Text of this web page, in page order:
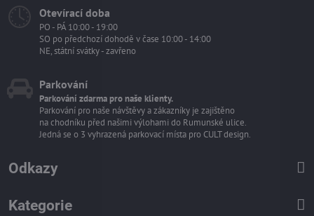
Otevírací doba
PO - PÁ 10:00 - 19:00
SO po předchozí dohodě v čase 10:00 - 14:00
NE, státní svátky - zavřeno
Parkování
Parkování zdarma pro naše klienty.
Parkování pro naše návštěvy a zákazníky je zajištěno
na chodníku před našimi výlohami do Rumunské ulice.
Jedná se o 3 vyhrazená parkovací místa pro CULT design.
Odkazy
Kategorie